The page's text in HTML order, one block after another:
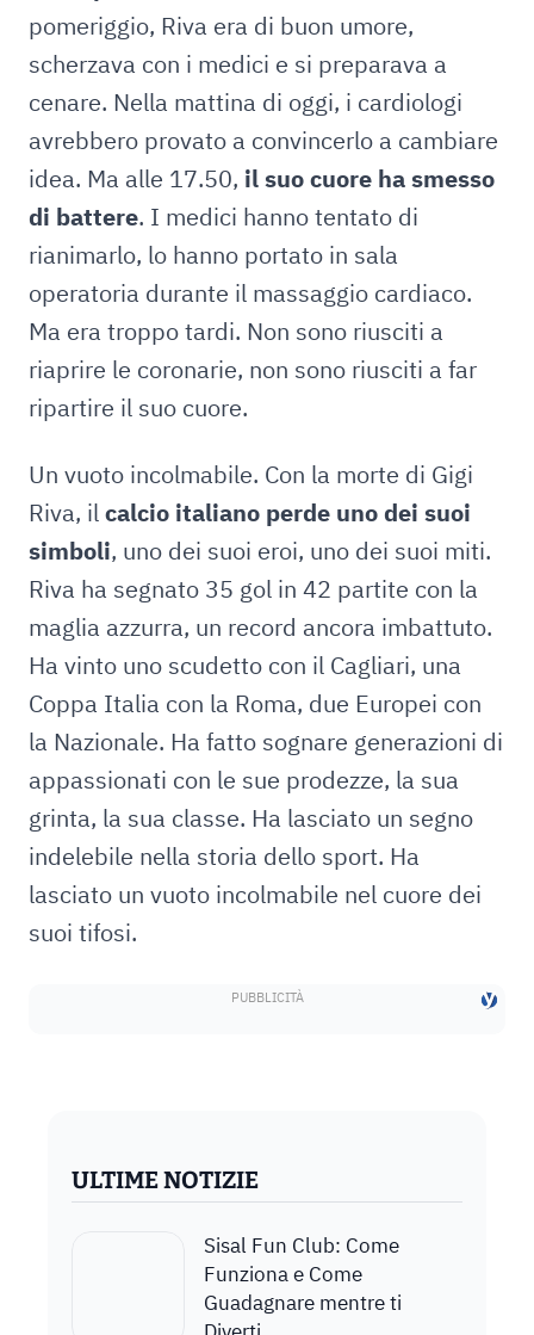
pomeriggio, Riva era di buon umore,
scherzava con i medici e si preparava a
cenare. Nella mattina di oggi, i cardiologi
avrebbero provato a convincerlo a cambiare
idea. Ma alle 17.50, il suo cuore ha smesso
di battere. I medici hanno tentato di
rianimarlo, lo hanno portato in sala
operatoria durante il massaggio cardiaco.
Ma era troppo tardi. Non sono riusciti a
riaprire le coronarie, non sono riusciti a far
ripartire il suo cuore.
Un vuoto incolmabile. Con la morte di Gigi
Riva, ilcalcio italiano perde uno dei suoi
simboli, uno dei suoi eroi, uno dei suoi miti.
Riva ha segnato 35 gol in 42 partite con la
maglia azzurra, un record ancora imbattuto.
Ha vinto uno scudetto con il Cagliari, una
Coppa Italia con la Roma, due Europei con
la Nazionale. Ha fatto sognare generazioni di
appassionati con le sue prodezze, la sua
grinta, la sua classe. Ha lasciato un segno
indelebile nella storia dello sport. Ha
lasciato un vuoto incolmabile nel cuore dei
suoi tifosi.
ULTIME NOTIZIE
Sisal Fun Club: Come
Funziona e Come
Guadagnare mentre ti